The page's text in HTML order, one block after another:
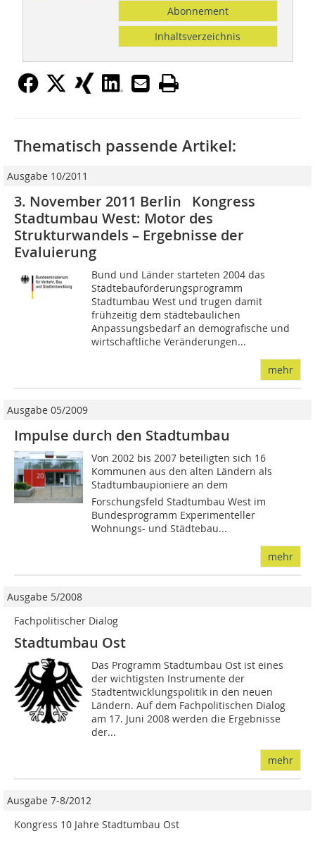
Abonnement
Inhaltsverzeichnis
Thematisch passende Artikel:
Ausgabe 10/2011
3. November 2011 Berlin Kongress
Stadtumbau West: Motor des
Strukturwandels – Ergebnisse der
Evaluierung
Bund und Länder starteten 2004 das
Städtebauförderungsprogramm
Stadtumbau West und trugen damit
frühzeitig dem städtebaulichen
Anpassungsbedarf an demografische und
wirtschaftliche Veränderungen...
mehr
Ausgabe 05/2009
Impulse durch den Stadtumbau
Von 2002 bis 2007 beteiligten sich 16
Kommunen aus den alten Ländern als
Stadtumbaupioniere an dem
Forschungsfeld Stadtumbau West im
Bundesprogramm Experimenteller
Wohnungs- und Städtebau...
mehr
Ausgabe 5/2008
Fachpolitischer Dialog
Stadtumbau Ost
Das Programm Stadtumbau Ost ist eines
der wichtigsten Instrumente der
Stadtentwicklungspolitik in den neuen
Ländern. Auf dem Fachpolitischen Dialog
am 17. Juni 2008 werden die Ergebnisse
der...
mehr
Ausgabe 7-8/2012
Kongress 10 Jahre Stadtumbau Ost